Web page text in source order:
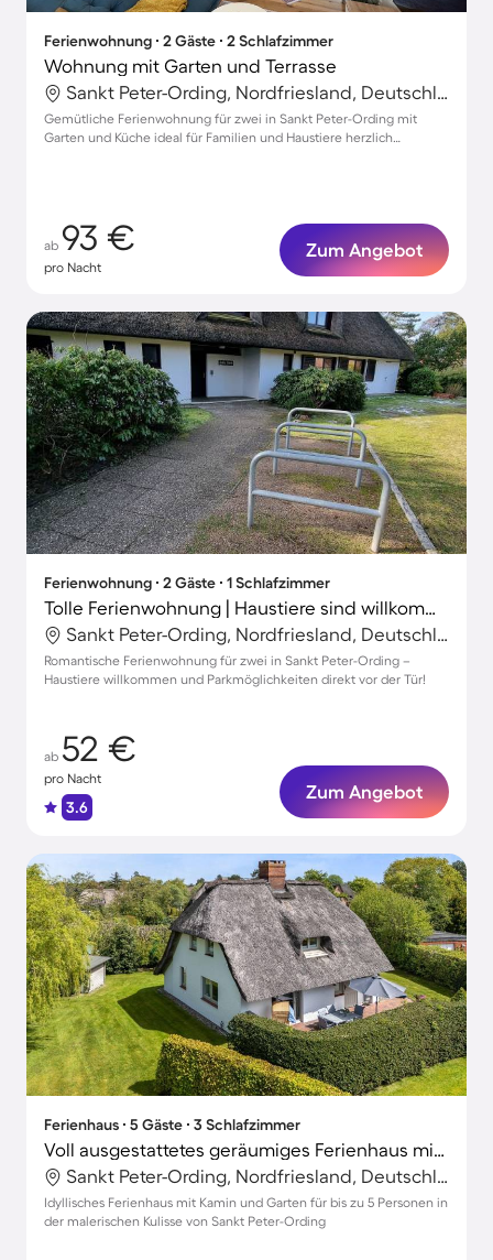
Ferienwohnung ∙ 2 Gäste ∙ 2 Schlafzimmer
Wohnung mit Garten und Terrasse
Sankt Peter-Ording, Nordfriesland, Deutschland
Gemütliche Ferienwohnung für zwei in Sankt Peter-Ording mit
Garten und Küche ideal für Familien und Haustiere herzlich
ab 93 €
pro Nacht
Zum Angebot
Ferienwohnung ∙ 2 Gäste ∙ 1 Schlafzimmer
Tolle Ferienwohnung | Haustiere sind willkommen
Sankt Peter-Ording, Nordfriesland, Deutschland
Romantische Ferienwohnung für zwei in Sankt Peter-Ording –
Haustiere willkommen und Parkmöglichkeiten direkt vor der Tür!
ab 52 €
pro Nacht
3.6
Zum Angebot
Ferienhaus ∙ 5 Gäste ∙ 3 Schlafzimmer
Voll ausgestattetes geräumiges Ferienhaus mit Terrasse und Garten
Sankt Peter-Ording, Nordfriesland, Deutschland
Idyllisches Ferienhaus mit Kamin und Garten für bis zu 5 Personen in
der malerischen Kulisse von Sankt Peter-Ording